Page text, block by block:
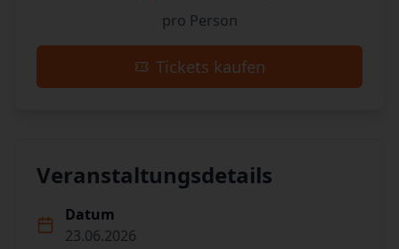
pro Person
Tickets kaufen
Veranstaltungsdetails
Datum
23.06.2026